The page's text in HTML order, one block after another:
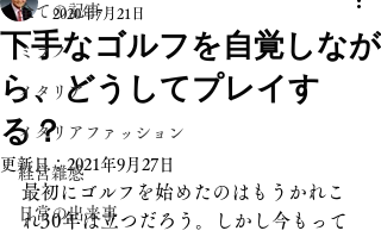
全ての記事
ミラノ
イタリア
イタリアファッション
経営雑感
日常の出来事
下手なゴルフを自覚しなが
ら、どうしてプレイす
る？
2020年7月21日
更新日：2021年9月27日
最初にゴルフを始めたのはもうかれこ
れ30年は立つだろう。しかし今もって